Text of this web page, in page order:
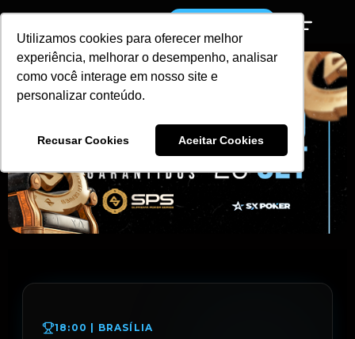
Utilizamos cookies para oferecer melhor
experiência, melhorar o desempenho, analisar
como você interage em nosso site e
personalizar conteúdo.
Recusar Cookies Aceitar Cookies